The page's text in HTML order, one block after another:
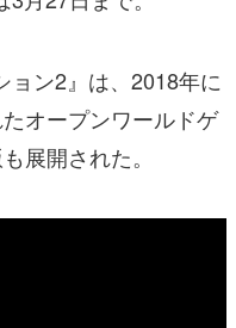
ョン2』は、2018年に
オープンワールドゲ
展開された。